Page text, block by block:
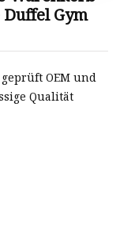
Gym
OEM und
Qualität